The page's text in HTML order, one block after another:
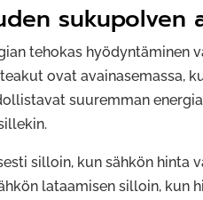
sukupolven
tehokas
ovat avainasemassa,
suuremman
silloin, kun sähkön hinta
lataamisen silloin, kun